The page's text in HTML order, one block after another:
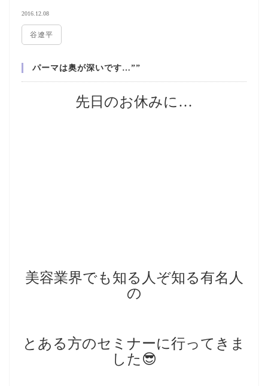
2016.12.08
谷遼平
パーマは奥が深いです…””
先日のお休みに…
美容業界でも知る人ぞ知る有名人
の
とある方のセミナーに行ってきま
した😎